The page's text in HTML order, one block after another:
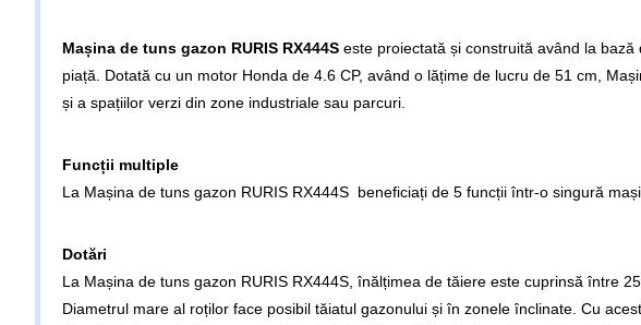
Mașina de tuns gazon RURIS RX444S este proiectată și construită având la
piață. Dotată cu un motor Honda de 4.6 CP, având o lățime de lucru de 51 cm,
și a spațiilor verzi din zone industriale sau parcuri.
Funcții multiple
La Mașina de tuns gazon RURIS RX444S beneficiați de 5 funcții într-o singură
Dotări
La Mașina de tuns gazon RURIS RX444S, înălțimea de tăiere este cuprinsă între
Diametrul mare al roților face posibil tăiatul gazonului și în zonele înclinate. Cu